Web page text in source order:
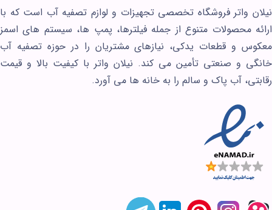
نیلان واتر فروشگاه تخصصی تجهیزات و لوازم تصفیه آب است که با
ارائه محصولات متنوع از جمله فیلترها، پمپ ها، سیستم های اسمز
معکوس و قطعات یدکی، نیازهای مشتریان را در حوزه تصفیه آب
خانگی و صنعتی تأمین می کند. نیلان واتر با کیفیت بالا و قیمت
رقابتی، آب پاک و سالم را به خانه ها می آورد.